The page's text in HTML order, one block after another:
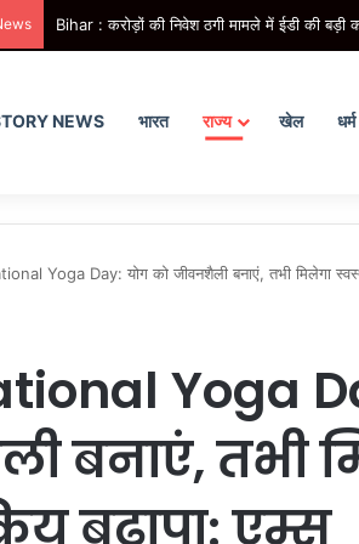
Bihar : करोड़ों की निवेश ठगी मामले में ईडी की बड़ी
NEWS भारत राज्य खेल धर्म
Yoga Day: योग को जीवनशैली बनाएं, तभी मिलेगा
Yoga
बनाएं, तभी
बुढ़ापा: एम्स